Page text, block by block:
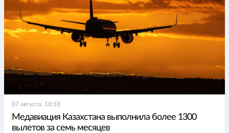
07 августа, 18:18
Медавиация Казахстана выполнила более 1300
вылетов за семь месяцев